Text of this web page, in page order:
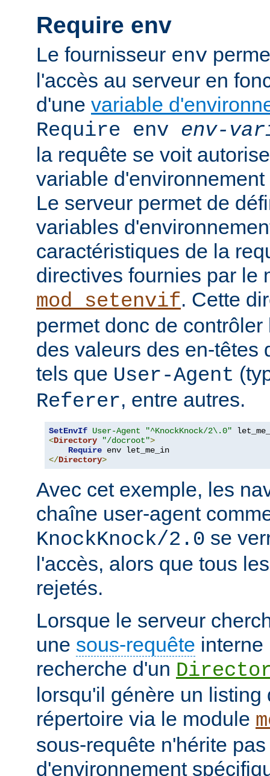
Require env
Le fournisseur env
l'accès au serveur en
d'une variable
Require env env-
la requête se voit
variable d'environnement
Le serveur permet de
variables
caractéristiques de la
directives fournies par le
mod_setenvif. Cette
permet donc de
des valeurs des en-têtes
tels que User-Agent
Referer, entre autres.
SetEnvIf User-Agent
"^KnockKnock/2\.0"
<Directory "/docroot">
Require
</Directory>
Avec cet exemple, les
chaîne user-agent
KnockKnock/2.0 se
l'accès, alors que tous
rejetés.
Lorsque le serveur
une sous-requête interne
recherche d'un
lorsqu'il génère un
répertoire via le module
sous-requête n'hérite
d'environnement